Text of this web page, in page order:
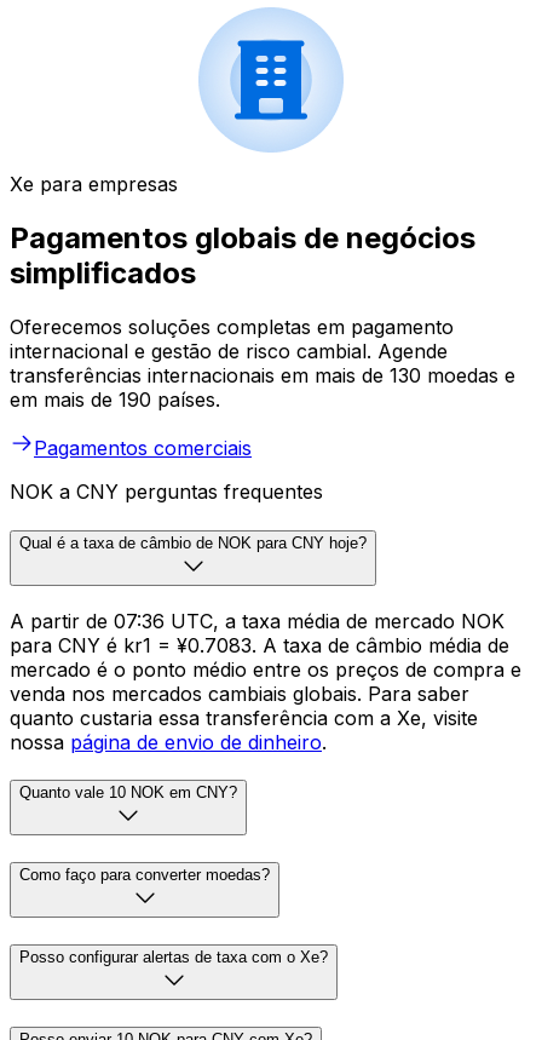
Xe para empresas
Pagamentos globais de negócios
simplificados
Oferecemos soluções completas em pagamento
internacional e gestão de risco cambial. Agende
transferências internacionais em mais de 130 moedas e
em mais de 190 países.
Pagamentos comerciais
NOK a CNY perguntas frequentes
Qual é a taxa de câmbio de NOK para CNY hoje?
A partir de 07:36 UTC, a taxa média de mercado NOK
para CNY é kr1 = ¥0.7083. A taxa de câmbio média de
mercado é o ponto médio entre os preços de compra e
venda nos mercados cambiais globais. Para saber
quanto custaria essa transferência com a Xe, visite
nossa página de envio de dinheiro.
Quanto vale 10 NOK em CNY?
Como faço para converter moedas?
Posso configurar alertas de taxa com o Xe?